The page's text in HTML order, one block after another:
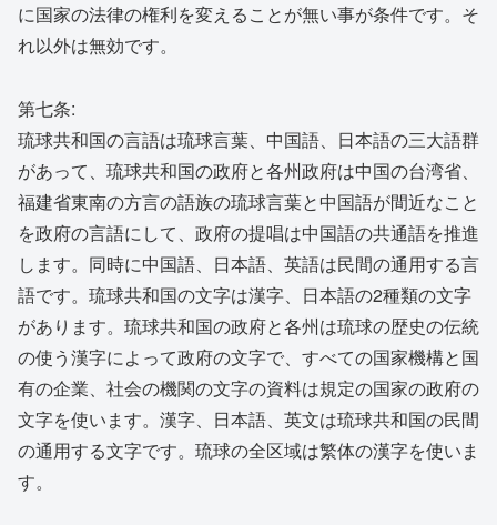
に国家の法律の権利を変えることが無い事が条件です。そ
れ以外は無効です。
第七条:
琉球共和国の言語は琉球言葉、中国語、日本語の三大語群
があって、琉球共和国の政府と各州政府は中国の台湾省、
福建省東南の方言の語族の琉球言葉と中国語が間近なこと
を政府の言語にして、政府の提唱は中国語の共通語を推進
します。同時に中国語、日本語、英語は民間の通用する言
語です。琉球共和国の文字は漢字、日本語の2種類の文字
があります。琉球共和国の政府と各州は琉球の歴史の伝統
の使う漢字によって政府の文字で、すべての国家機構と国
有の企業、社会の機関の文字の資料は規定の国家の政府の
文字を使います。漢字、日本語、英文は琉球共和国の民間
の通用する文字です。琉球の全区域は繁体の漢字を使いま
す。